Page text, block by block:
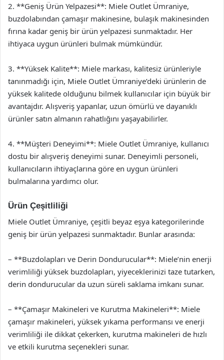
2. **Geniş Ürün Yelpazesi**: Miele Outlet Ümraniye,
buzdolabından çamaşır makinesine, bulaşık makinesinden
fırına kadar geniş bir ürün yelpazesi sunmaktadır. Her
ihtiyaca uygun ürünleri bulmak mümkündür.
3. **Yüksek Kalite**: Miele markası, kalitesiz ürünleriyle
tanınmadığı için, Miele Outlet Ümraniye’deki ürünlerin de
yüksek kalitede olduğunu bilmek kullanıcılar için büyük bir
avantajdır. Alışveriş yapanlar, uzun ömürlü ve dayanıklı
ürünler satın almanın rahatlığını yaşayabilirler.
4. **Müşteri Deneyimi**: Miele Outlet Ümraniye, kullanıcı
dostu bir alışveriş deneyimi sunar. Deneyimli personeli,
kullanıcıların ihtiyaçlarına göre en uygun ürünleri
bulmalarına yardımcı olur.
Ürün Çeşitliliği
Miele Outlet Ümraniye, çeşitli beyaz eşya kategorilerinde
geniş bir ürün yelpazesi sunmaktadır. Bunlar arasında:
– **Buzdolapları ve Derin Dondurucular**: Miele’nin enerji
verimliliği yüksek buzdolapları, yiyeceklerinizi taze tutarken,
derin dondurucular da uzun süreli saklama imkanı sunar.
– **Çamaşır Makineleri ve Kurutma Makineleri**: Miele
çamaşır makineleri, yüksek yıkama performansı ve enerji
verimliliği ile dikkat çekerken, kurutma makineleri de hızlı
ve etkili kurutma seçenekleri sunar.